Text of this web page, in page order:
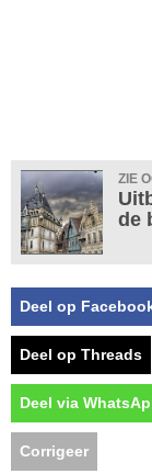
ZIE
de
Deel op
Deel op Threads
Deel via
Corrigeer